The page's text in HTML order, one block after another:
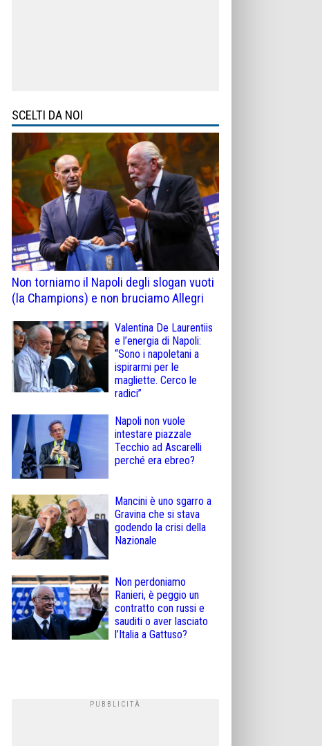
SCELTI DA NOI
Non torniamo il Napoli degli slogan vuoti
(la Champions) e non bruciamo Allegri
Valentina De Laurentiis
e l’energia di Napoli:
“Sono i napoletani a
ispirarmi per le
magliette. Cerco le
radici”
Napoli non vuole
intestare piazzale
Tecchio ad Ascarelli
perché era ebreo?
Mancini è uno sgarro a
Gravina che si stava
godendo la crisi della
Nazionale
Non perdoniamo
Ranieri, è peggio un
contratto con russi e
sauditi o aver lasciato
l’Italia a Gattuso?